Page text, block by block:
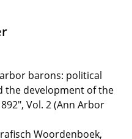
barons: political
the development of the
Vol. 2 (Ann Arbor
Woordenboek,